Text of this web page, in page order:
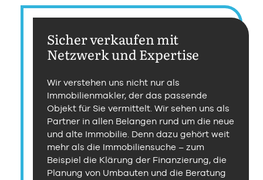
Sicher verkaufen mit
Netzwerk und Expertise
Wir verstehen uns nicht nur als
Immobilienmakler, der das passende
Objekt für Sie vermittelt. Wir sehen uns als
Partner in allen Belangen rund um die neue
und alte Immobilie. Denn dazu gehört weit
mehr als die Immobiliensuche – zum
Beispiel die Klärung der Finanzierung, die
Planung von Umbauten und die Beratung